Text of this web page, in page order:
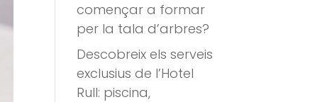
començar a formar
per la tala d’arbres?
Descobreix els serveis
exclusius de l’Hotel
Rull: piscina,